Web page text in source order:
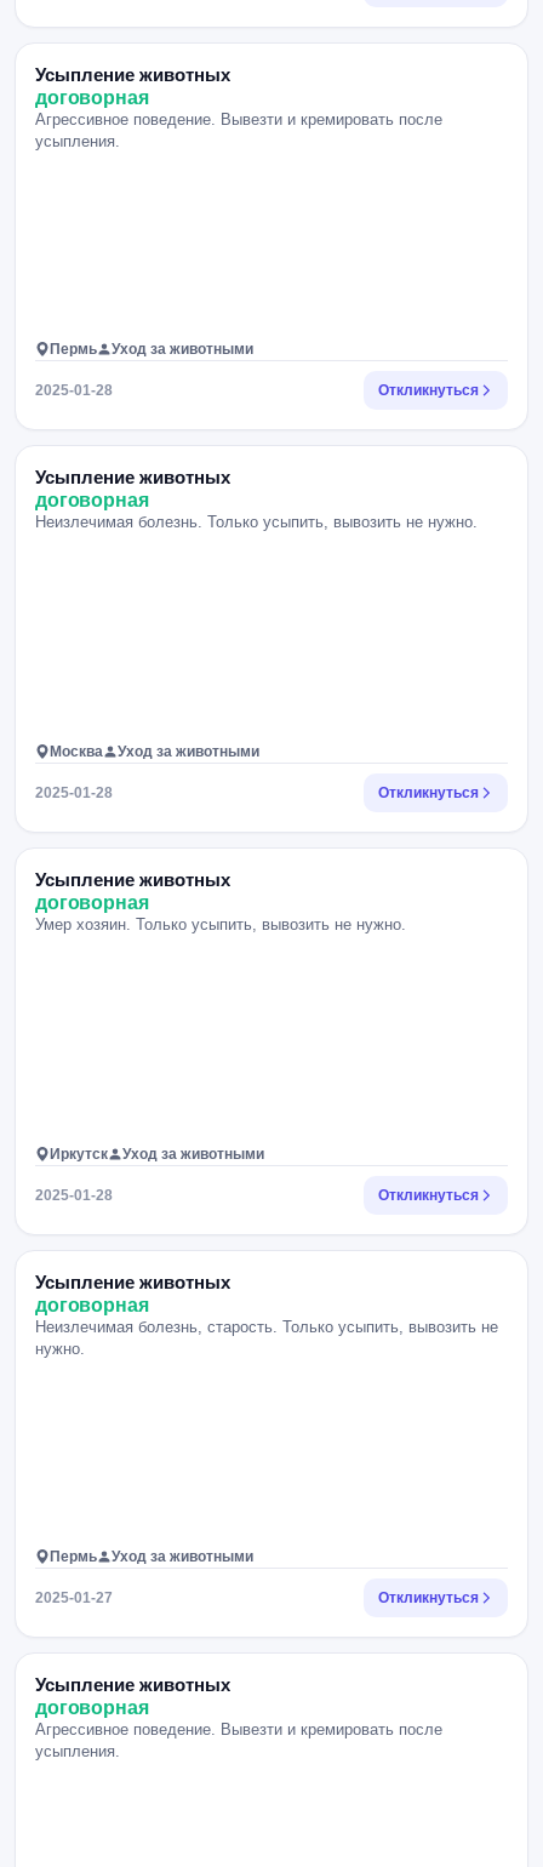
Усыпление животных
договорная
Агрессивное поведение. Вывезти и кремировать после
усыпления.
Пермь Уход за животными
2025-01-28 Откликнуться
Усыпление животных
договорная
Неизлечимая болезнь. Только усыпить, вывозить не нужно.
Москва Уход за животными
2025-01-28 Откликнуться
Усыпление животных
договорная
Умер хозяин. Только усыпить, вывозить не нужно.
Иркутск Уход за животными
2025-01-28 Откликнуться
Усыпление животных
договорная
Неизлечимая болезнь, старость. Только усыпить, вывозить не
нужно.
Пермь Уход за животными
2025-01-27 Откликнуться
Усыпление животных
договорная
Агрессивное поведение. Вывезти и кремировать после
усыпления.